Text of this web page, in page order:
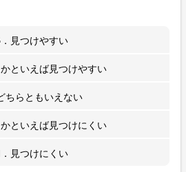
見つけやすい
といえば見つけやすい
ちらともいえない
といえば見つけにくい
見つけにくい